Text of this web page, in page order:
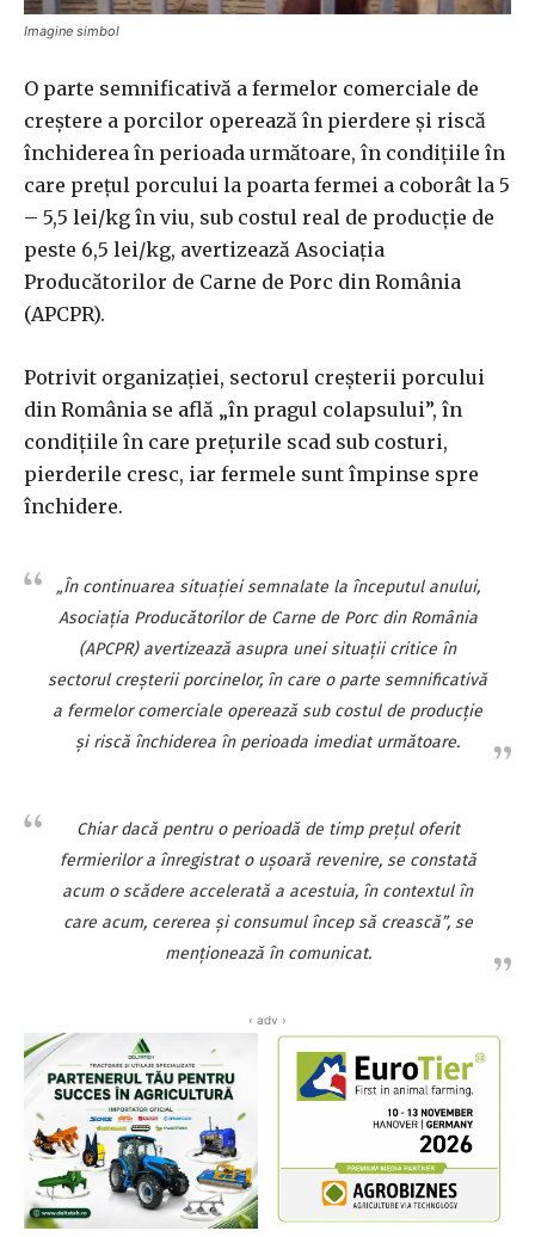
Imagine simbol
O parte semnificativă a fermelor comerciale de
creştere a porcilor operează în pierdere şi riscă
închiderea în perioada următoare, în condiţiile în
care preţul porcului la poarta fermei a coborât la 5
– 5,5 lei/kg în viu, sub costul real de producţie de
peste 6,5 lei/kg, avertizează Asociaţia
Producătorilor de Carne de Porc din România
(APCPR).
Potrivit organizaţiei, sectorul creşterii porcului
din România se află „în pragul colapsului”, în
condiţiile în care preţurile scad sub costuri,
pierderile cresc, iar fermele sunt împinse spre
închidere.
„În continuarea situaţiei semnalate la începutul anului,
Asociaţia Producătorilor de Carne de Porc din România
(APCPR) avertizează asupra unei situaţii critice în
sectorul creşterii porcinelor, în care o parte semnificativă
a fermelor comerciale operează sub costul de producţie
şi riscă închiderea în perioada imediat următoare.
Chiar dacă pentru o perioadă de timp preţul oferit
fermierilor a înregistrat o uşoară revenire, se constată
acum o scădere accelerată a acestuia, în contextul în
care acum, cererea şi consumul încep să crească”, se
menţionează în comunicat.
‹ adv ›